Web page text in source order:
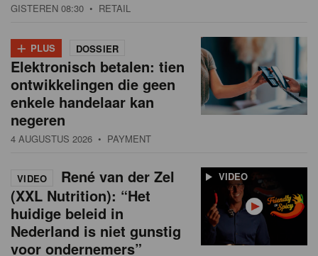
GISTEREN 08:30 • RETAIL
+ PLUS DOSSIER
Elektronisch betalen: tien
ontwikkelingen die geen
enkele handelaar kan
negeren
4 AUGUSTUS 2026 • PAYMENT
VIDEO
VIDEO
René van der Zel
(XXL Nutrition): “Het
huidige beleid in
Nederland is niet gunstig
voor ondernemers”